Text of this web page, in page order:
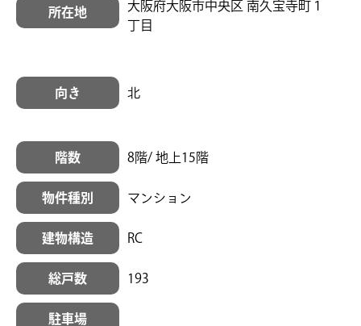
所在地
大阪府大阪市中央区 南久宝寺町１
丁目
向き 北
階数 8階/ 地上15階
物件種別 マンション
建物構造 RC
総戸数 193
駐車場